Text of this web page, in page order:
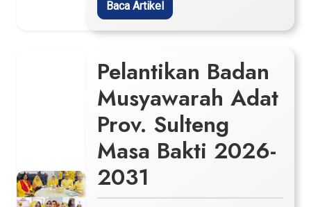
Baca Artikel
Pelantikan Badan
Musyawarah Adat
Prov. Sulteng
Masa Bakti 2026-
2031